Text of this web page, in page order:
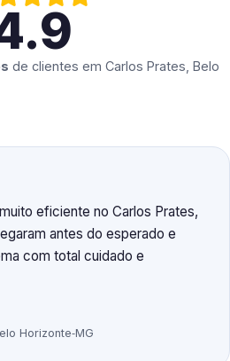
de clientes em Carlos Prates, Belo
eficiente no Carlos Prates,
antes do esperado e
com total cuidado e
Horizonte‑MG